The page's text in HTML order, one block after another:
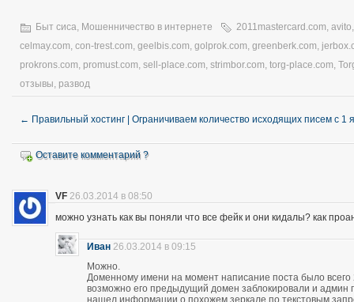
Быт сиса, Мошенничество в интернете 2011mastercard.com, avito
celmay.com, con-trest.com, geelbis.com, golprok.com, greenberk.com,
prokrons.com, promust.com, sell-place.com, strimbor.com, torg-place.com,
отзывы, развод
← Правильный хостинг | Ограничиваем количество исходящих писем с 1
Оставите комментарий ?
VF 26.03.2014 в 08:50
можно узнать как вы поняли что все фейк и они кидалы? как
Иван 26.03.2014 в 09:15
Можно.
Доменному имени на момент написание поста было
возможно его предыдущий домен заблокировали и админ
нашел информации о похожем зеркале по текстовым